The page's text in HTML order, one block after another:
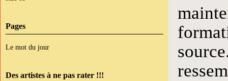
Pages
Le mot du jour
Des artistes à ne pas rater !!!